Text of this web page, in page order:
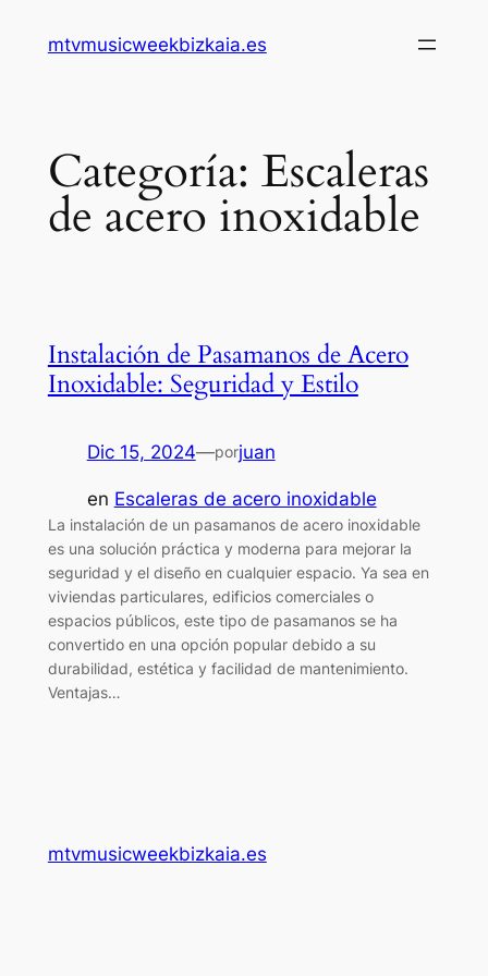
mtvmusicweekbizkaia.es
Categoría: Escaleras
de acero inoxidable
Instalación de Pasamanos de Acero
Inoxidable: Seguridad y Estilo
Dic 15, 2024—porjuan
en Escaleras de acero inoxidable
La instalación de un pasamanos de acero inoxidable
es una solución práctica y moderna para mejorar la
seguridad y el diseño en cualquier espacio. Ya sea en
viviendas particulares, edificios comerciales o
espacios públicos, este tipo de pasamanos se ha
convertido en una opción popular debido a su
durabilidad, estética y facilidad de mantenimiento.
Ventajas…
mtvmusicweekbizkaia.es